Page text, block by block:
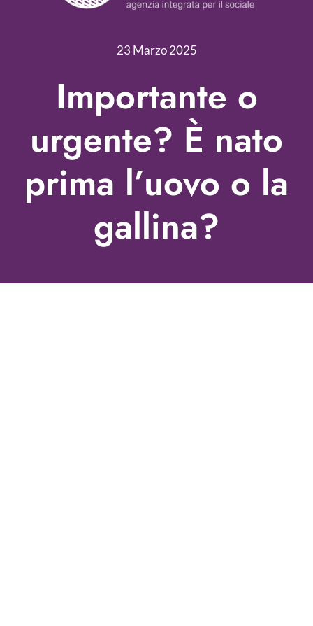
Nonprofit Blog
Fundraising Academy
Multimedia
Come contattarci
23 Marzo 2025
Importante o
urgente? È nato
prima l’uovo o la
gallina?